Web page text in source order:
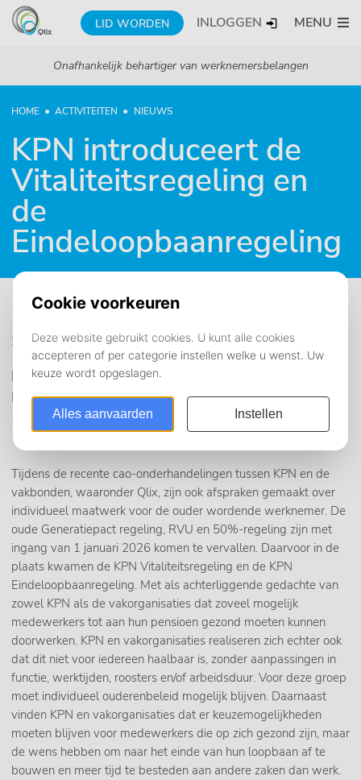
LID WORDEN INLOGGEN MENU
Onafhankelijk behartiger van werknemersbelangen
HOME ACTIVITEITEN NIEUWS
KPN introduceert de
Vitaliteitsregeling en
de
Eindeloopbaanregeling
29 april 2026
KPN: introductie Vitaliteitsregeling en
Eindeloopbaanregeling
Tijdens de recente cao-onderhandelingen tussen KPN en de
vakbonden, waaronder Qlix, zijn ook afspraken gemaakt over
individueel maatwerk voor de ouder wordende werknemer. De
oude Generatiepact regeling, RVU en 50%-regeling zijn met
ingang van 1 januari 2026 komen te vervallen. Daarvoor in de
plaats kwamen de KPN Vitaliteitsregeling en de KPN
Eindeloopbaanregeling. Met als achterliggende gedachte van
zowel KPN als de vakorganisaties dat zoveel mogelijk
medewerkers tot aan hun pensioen gezond moeten kunnen
doorwerken. KPN en vakorganisaties realiseren zich echter ook
dat dit niet voor iedereen haalbaar is, zonder aanpassingen in
functie, werktijden, roosters en/of arbeidsduur. Voor deze groep
moet individueel ouderenbeleid mogelijk blijven. Daarnaast
vinden KPN en vakorganisaties dat er keuzemogelijkheden
moeten blijven voor medewerkers die op zich gezond zijn, maar
de wens hebben om naar het einde van hun loopbaan af te
bouwen en meer tijd te besteden aan andere zaken dan werk.